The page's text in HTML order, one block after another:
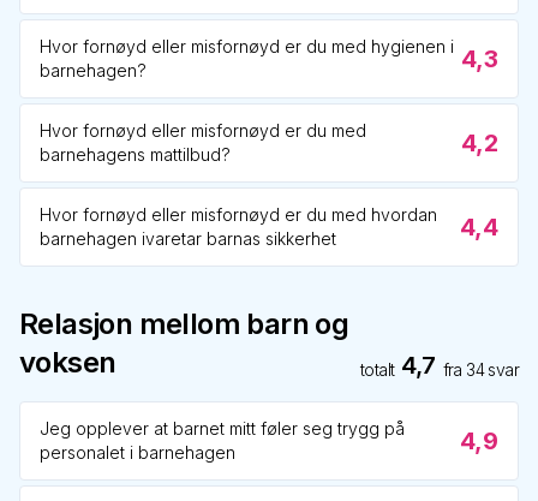
Hvor fornøyd eller misfornøyd er du med hygienen i
barnehagen?
4,3
Hvor fornøyd eller misfornøyd er du med
barnehagens mattilbud?
4,2
Hvor fornøyd eller misfornøyd er du med hvordan
barnehagen ivaretar barnas sikkerhet
4,4
Relasjon mellom barn og
voksen
totalt 4,7 fra 34svar
Jeg opplever at barnet mitt føler seg trygg på
personalet i barnehagen
4,9